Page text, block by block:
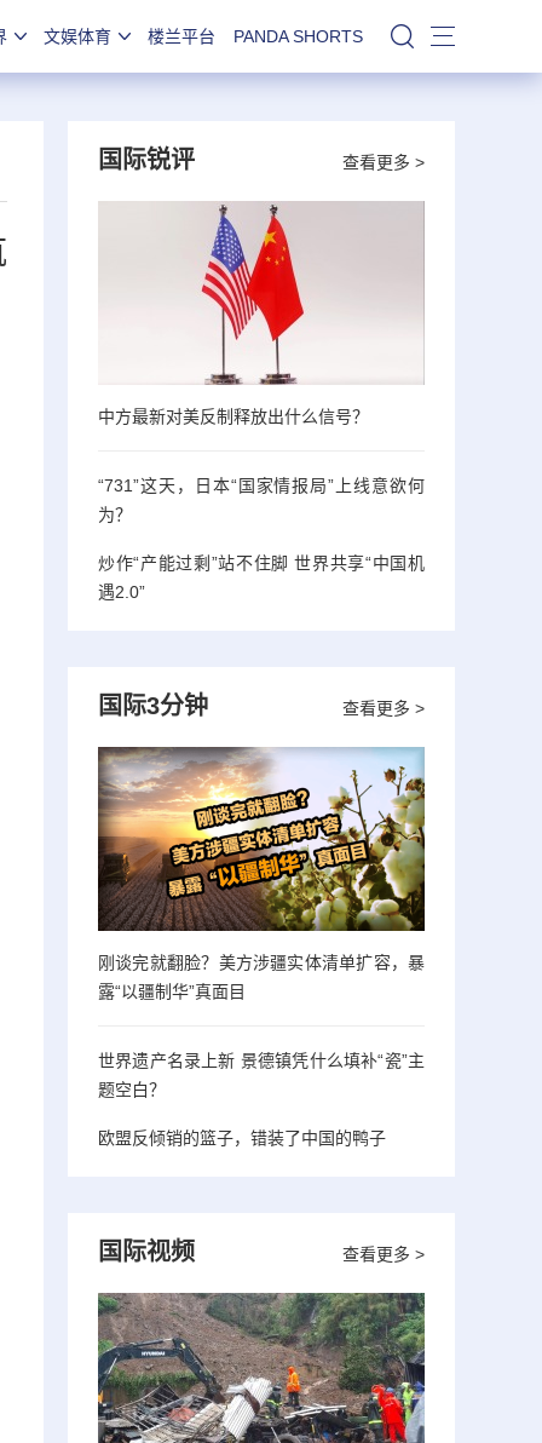
文娱体育 楼兰平台 PANDA SHORTS 站内搜索
查看更多 >
国际锐评
中方最新对美反制释放出什么信号？
“731”这天，日本“国家情报局”上线意欲何
为？
炒作“产能过剩”站不住脚 世界共享“中国机
遇2.0”
查看更多 >
国际3分钟
刚谈完就翻脸？美方涉疆实体清单扩容，暴
露“以疆制华”真面目
世界遗产名录上新 景德镇凭什么填补“瓷”主
题空白？
欧盟反倾销的篮子，错装了中国的鸭子
查看更多 >
国际视频